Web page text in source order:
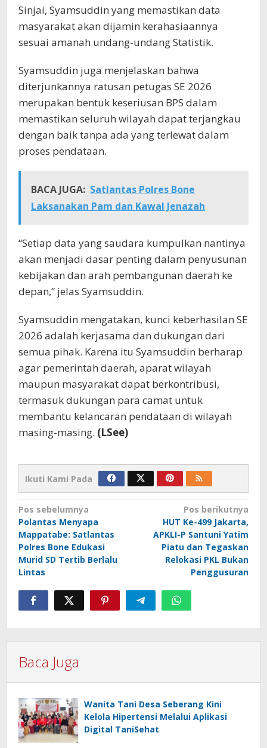
Sinjai, Syamsuddin yang memastikan data
masyarakat akan dijamin kerahasiaannya
sesuai amanah undang-undang Statistik.
Syamsuddin juga menjelaskan bahwa
diterjunkannya ratusan petugas SE 2026
merupakan bentuk keseriusan BPS dalam
memastikan seluruh wilayah dapat terjangkau
dengan baik tanpa ada yang terlewat dalam
proses pendataan.
BACA JUGA: Satlantas Polres Bone
Laksanakan Pam dan Kawal Jenazah
“Setiap data yang saudara kumpulkan nantinya
akan menjadi dasar penting dalam penyusunan
kebijakan dan arah pembangunan daerah ke
depan,” jelas Syamsuddin.
Syamsuddin mengatakan, kunci keberhasilan SE
2026 adalah kerjasama dan dukungan dari
semua pihak. Karena itu Syamsuddin berharap
agar pemerintah daerah, aparat wilayah
maupun masyarakat dapat berkontribusi,
termasuk dukungan para camat untuk
membantu kelancaran pendataan di wilayah
masing-masing. (LSee)
Ikuti Kami Pada
Navigasi
pos
Pos sebelumnya
Polantas Menyapa
Mappatabe: Satlantas
Polres Bone Edukasi
Murid SD Tertib Berlalu
Lintas
Pos berikutnya
HUT Ke-499 Jakarta,
APKLI-P Santuni Yatim
Piatu dan Tegaskan
Relokasi PKL Bukan
Penggusuran
Baca Juga
Wanita Tani Desa Seberang Kini
Kelola Hipertensi Melalui Aplikasi
Digital TaniSehat